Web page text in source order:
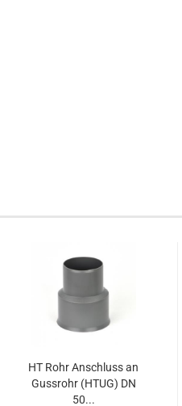
HT Rohr Anschluss an
Gussrohr (HTUG) DN
50...